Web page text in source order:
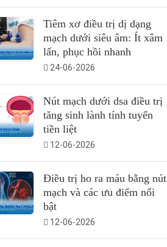
Tiêm xơ điều trị dị dạng
mạch dưới siêu âm: Ít xâm
lấn, phục hồi nhanh
24-06-2026
Nút mạch dưới dsa điều trị
tăng sinh lành tính tuyến
tiền liệt
12-06-2026
Điều trị ho ra máu bằng nút
mạch và các ưu điểm nổi
bật
12-06-2026